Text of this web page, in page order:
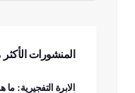
المنشورات
الابرة التفجيرية: